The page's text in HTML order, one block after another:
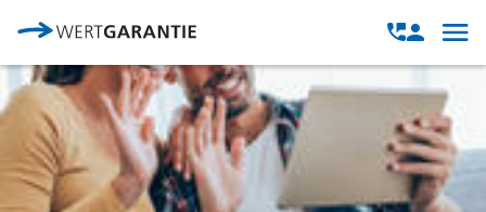
Open
modal
Open